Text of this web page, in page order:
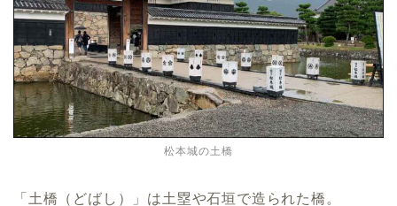
松本城の土橋
「土橋（どばし）」は土塁や石垣で造られた橋。